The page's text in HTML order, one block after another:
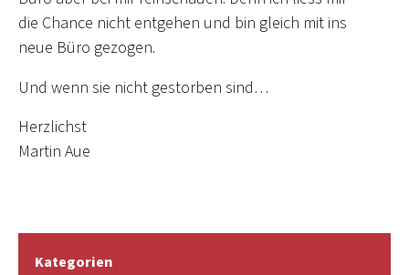
die Chance nicht entgehen und bin gleich mit ins
neue Büro gezogen.
Und wenn sie nicht gestorben sind…
Herzlichst
Martin Aue
Kategorien